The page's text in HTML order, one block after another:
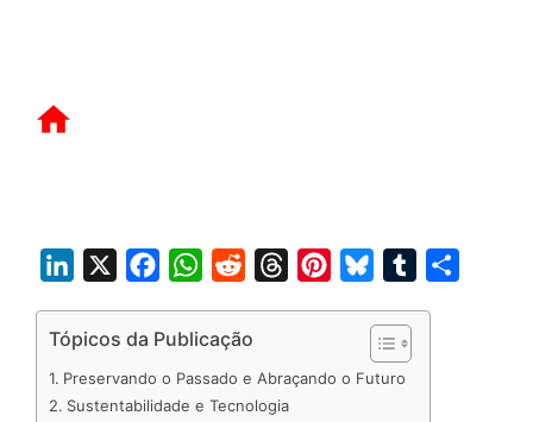
n
e
c
b
W
a
s
d
i
u
e
Tópicos da Publicação
Preservando o Passado e Abraçando o Futuro
Sustentabilidade e Tecnologia